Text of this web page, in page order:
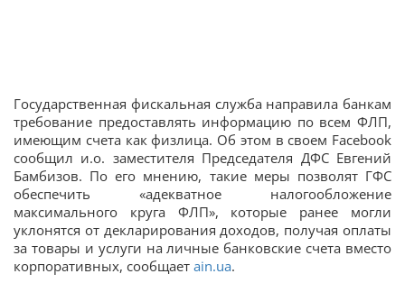
Государственная фискальная служба направила банкам
требование предоставлять информацию по всем ФЛП,
имеющим счета как физлица. Об этом в своем Facebook
сообщил и.о. заместителя Председателя ДФС Евгений
Бамбизов. По его мнению, такие меры позволят ГФС
обеспечить «адекватное налогообложение
максимального круга ФЛП», которые ранее могли
уклонятся от декларирования доходов, получая оплаты
за товары и услуги на личные банковские счета вместо
корпоративных, сообщает ain.ua.